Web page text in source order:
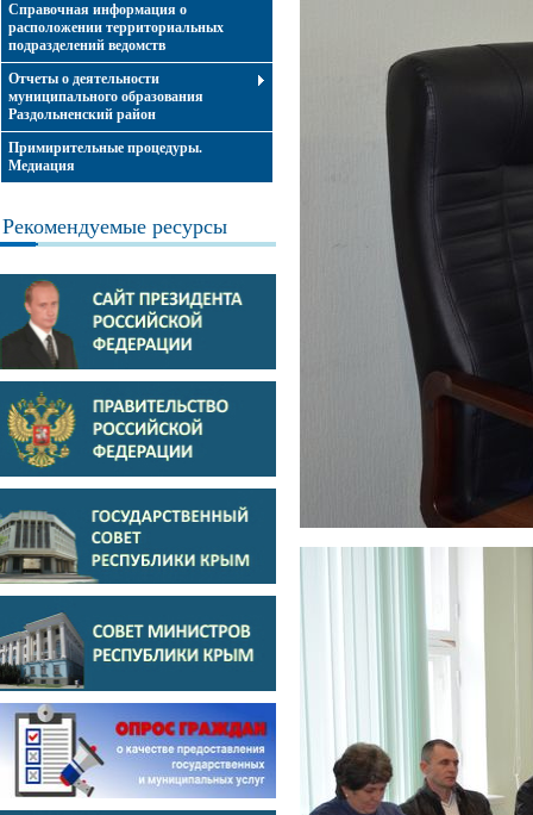
Справочная информация о
расположении территориальных
подразделений ведомств
Отчеты о деятельности
муниципального образования
Раздольненский район
Примирительные процедуры.
Медиация
Рекомендуемые ресурсы